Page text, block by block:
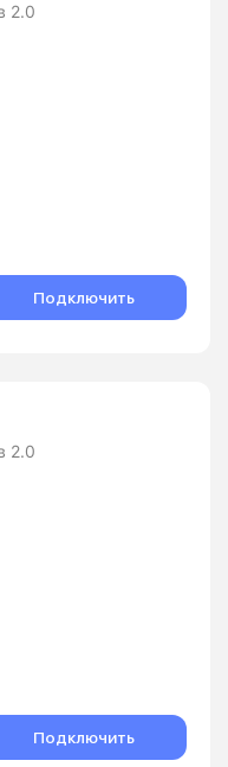
2.0
Подключить
2.0
Подключить